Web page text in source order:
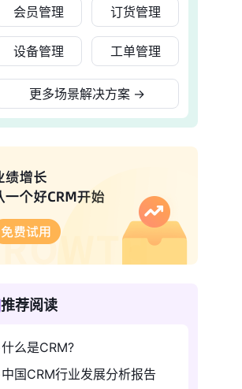
会员管理 订货管理
设备管理 工单管理
更多场景解决方案 →
推荐阅读
什么是CRM?
中国CRM行业发展分析报告